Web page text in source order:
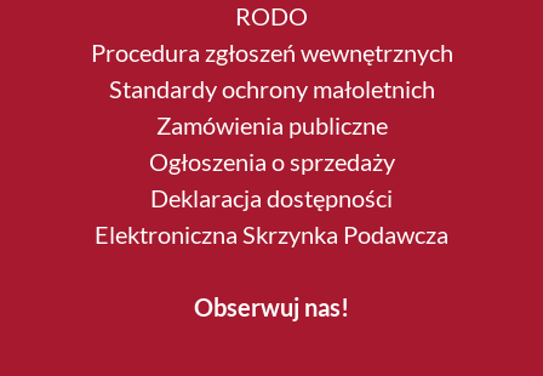
RODO
Procedura zgłoszeń wewnętrznych
Standardy ochrony małoletnich
Zamówienia publiczne
Ogłoszenia o sprzedaży
Deklaracja dostępności
Elektroniczna Skrzynka Podawcza
Obserwuj nas!